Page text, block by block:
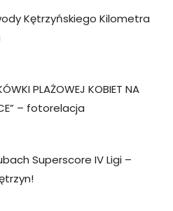
Kętrzyńskiego Kilometra
PLAŻOWEJ KOBIET NA
– fotorelacja
Superscore IV Ligi –